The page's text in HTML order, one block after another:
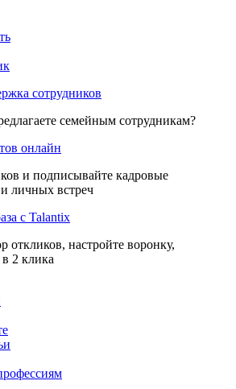
сотрудников
семейным сотрудникам?
онлайн
и подписывайте кадровые
личных встреч
с Talantix
откликов, настройте воронку,
2 клика